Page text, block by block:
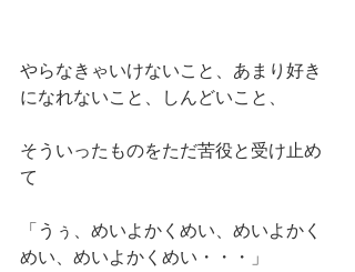
やらなきゃいけないこと、あまり好き
になれないこと、しんどいこと、
そういったものをただ苦役と受け止め
て
「うぅ、めいよかくめい、めいよかく
めい、めいよかくめい・・・」